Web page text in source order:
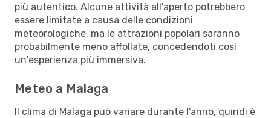
più autentico. Alcune attività all'aperto potrebbero
essere limitate a causa delle condizioni
meteorologiche, ma le attrazioni popolari saranno
probabilmente meno affollate, concedendoti così
un'esperienza più immersiva.
Meteo a Malaga
Il clima di Malaga può variare durante l'anno, quindi è